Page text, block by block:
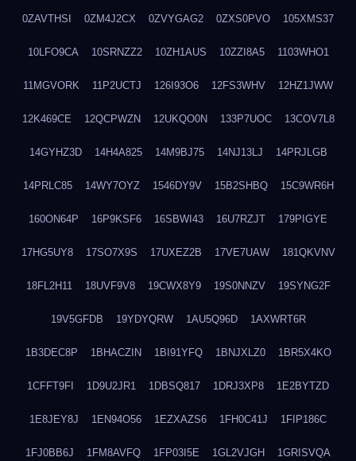
0ZAVTHSI 0ZM4J2CX 0ZVYGAG2 0ZXS0PVO 105XMS37
10LFO9CA 10SRNZZ2 10ZH1AUS 10ZZI8A5 1103WHO1
11MGVORK 11P2UCTJ 126I93O6 12FS3WHV 12HZ1JWW
12K469CE 12QCPWZN 12UKQO0N 133P7UOC 13COV7L8
14GYHZ3D 14H4A825 14M9BJ75 14NJ13LJ 14PRJLGB
14PRLC85 14WY7OYZ 1546DY9V 15B2SHBQ 15C9WR6H
160ON64P 16P9KSF6 16SBWI43 16U7RZJT 179PIGYE
17HG5UY8 17SO7X9S 17UXEZ2B 17VE7UAW 181QKVNV
18FL2H11 18UVF9V8 19CWX8Y9 19S0NNZV 19SYNG2F
19V5GFDB 19YDYQRW 1AU5Q96D 1AXWRT6R
1B3DEC8P 1BHACZIN 1BI91YFQ 1BNJXLZ0 1BR5X4KO
1CFFT9FI 1D9U2JR1 1DBSQ817 1DRJ3XP8 1E2BYTZD
1E8JEY8J 1EN94O56 1EZXAZS6 1FH0C41J 1FIP186C
1FJ0BB6J 1FM8AVFQ 1FP03I5E 1GL2VJGH 1GRISVQA